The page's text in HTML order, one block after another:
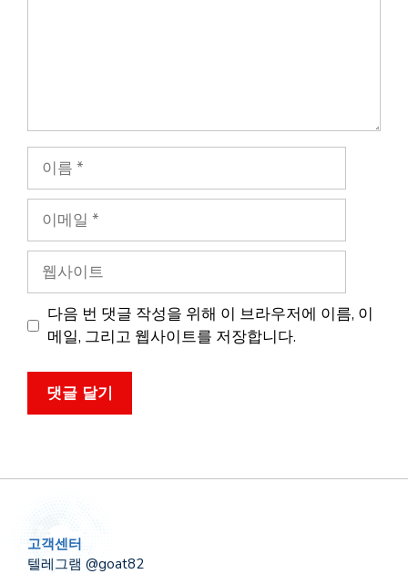
일
트
다음 번 댓글 작성을 위해 이 브라우저에 이름, 이
메일, 그리고 웹사이트를 저장합니다.
고객센터
텔레그램 @goat82